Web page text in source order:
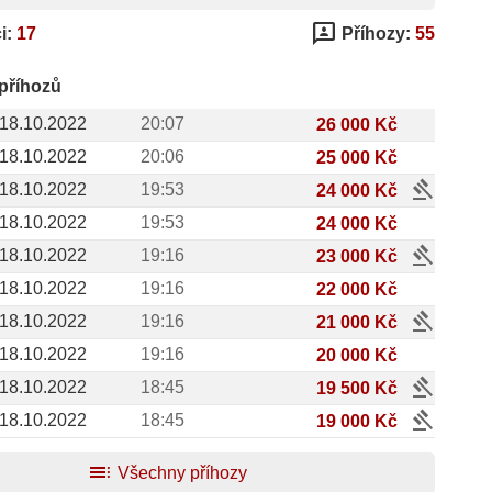
17 3p Příhozy: 55
18.10.2022
20:07
26 000 Kč
18.10.2022
20:06
25 000 Kč
18.10.2022
19:53 24 000 Kč gavel
18.10.2022 19:53
24 000 Kč
18.10.2022
19:16 23 000 Kč gavel
18.10.2022 19:16
22 000 Kč
18.10.2022
19:16 21 000 Kč gavel
18.10.2022 19:16
20 000 Kč
18.10.2022
18:45 19 500 Kč gavel
18.10.2022 18:45 19 000 Kč
gavel
toc Všechny příhozy